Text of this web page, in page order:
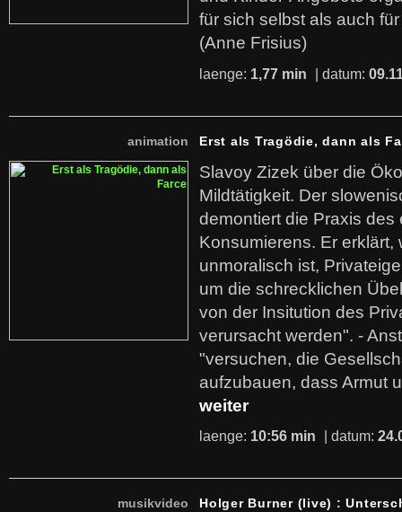
für sich selbst als auch
(Anne Frisius)
laenge: 1,77 min | datum:
animation Erst als Tragödie, dann als
Slavoy Zizek über die
Mildtätigkeit. Der
demontiert die Praxis des
Konsumierens. Er erklärt,
unmoralisch ist,
um die schrecklichen
von der Insitution des
verursacht werden". -
"versuchen, die
aufzubauen, dass Armut
weiter
laenge: 10:56 min | datum:
musikvideo Holger Burner (live) :